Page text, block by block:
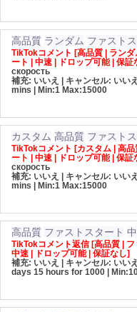
高品質 ランダム ファスト
TikTokコメント [高品質 | ランダ
ート | 中速 | ドロップ可能 | 保証
скорость
補充: いいえ | キャンセル: いい
mins
| Min:1 Max:15000
カスタム 高品質 ファスト
TikTokコメント [カスタム | 高品
ート | 中速 | ドロップ可能 | 保証
скорость
補充: いいえ | キャンセル: いい
mins
| Min:1 Max:15000
高品質 ファストスタート
TikTokコメント返信 [高品質 | フ
中速 | ドロップ可能 | 保証なし]
補充: いいえ | キャンセル: いい
days 15 hours for 1000
|